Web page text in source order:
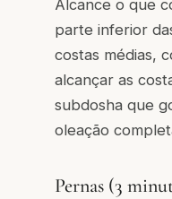
Alcance o que
parte inferior
costas médias,
alcançar as
subdosha que
oleação
Pernas (3